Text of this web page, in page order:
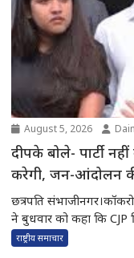
August 5, 2026
दीपके बोले- पार्टी नहीं बनाएंगे:CJP प्रेशर ग्रुप की तरह काम
करेगी, जन-
छत्रपति
ने बुधवार को कहा कि CJP
राष्ट्रीय समाचार